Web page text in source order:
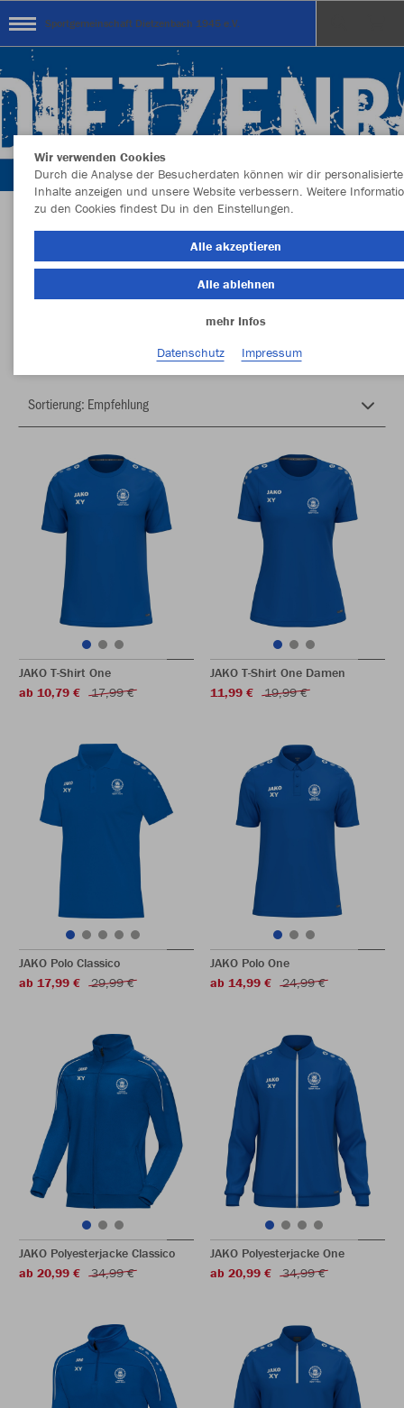
Sportgemeinschaft Dietzenbach 1945 e.V.
Herzlich Willkommen im Teamshop
Sportgemeinschaft Dietzenbach 1945 e.V.
JAKO T-Shirt One
ab 10,79 €
17,99 €
JAKO T-Shirt One Damen
11,99 €
19,99 €
JAKO Polo Classico
ab 17,99 €
29,99 €
JAKO Polo One
ab 14,99 €
24,99 €
JAKO Polyesterjacke Classico
ab 20,99 €
34,99 €
JAKO Polyesterjacke One
ab 20,99 €
34,99 €
Wir verwenden Cookies
Durch die Analyse der Besucherdaten können wir dir personalisierte
Inhalte anzeigen und unsere Website verbessern. Weitere
zu den Cookies findest Du in den Einstellungen.
Alle akzeptieren
Alle ablehnen
mehr Infos
Datenschutz
Impressum